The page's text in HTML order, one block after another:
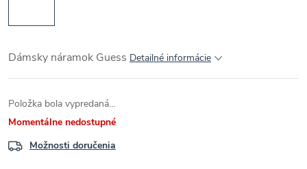
Dámsky náramok Guess Detailné informácie
Položka bola vypredaná…
Momentálne nedostupné
Možnosti doručenia